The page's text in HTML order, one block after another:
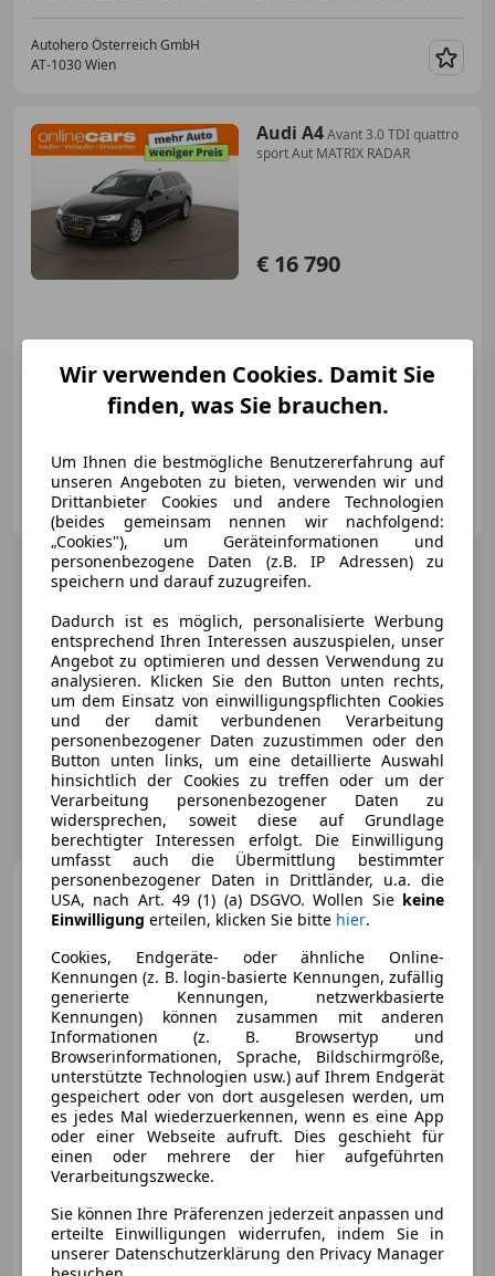
Autohero Österreich GmbH
AT-1030 Wien
Audi A4Avant 3.0 TDI quattro
sport Aut MATRIX RADAR
€ 16 790
171 000 km Diesel
160 kW (218 PS)
Onlinecars Vertriebs GmbH ZWNL Wien
AT-1020 Wien
Audi A6 3.0 quattro TDI S-Line
Aut XENON NAVI TEMP PDC
€ 10 299
Neu 08/2014 210 722 km
Diesel
180 kW (245 PS)
„Österreichs größtes Gebrauchtwagen-Outlet“
Onlinecars Vertriebs GmbH
Wir verwenden Cookies. Damit Sie
finden, was Sie brauchen.
Um Ihnen die bestmögliche Benutzererfahrung auf
unseren Angeboten zu bieten, verwenden wir und
Drittanbieter Cookies und andere Technologien
(beides gemeinsam nennen wir nachfolgend:
„Cookies"), um Geräteinformationen und
personenbezogene Daten (z.B. IP Adressen) zu
speichern und darauf zuzugreifen.
Dadurch ist es möglich, personalisierte Werbung
entsprechend Ihren Interessen auszuspielen, unser
Angebot zu optimieren und dessen Verwendung zu
analysieren. Klicken Sie den Button unten rechts,
um dem Einsatz von einwilligungspflichten Cookies
und der damit verbundenen Verarbeitung
personenbezogener Daten zuzustimmen oder den
Button unten links, um eine detaillierte Auswahl
hinsichtlich der Cookies zu treffen oder um der
Verarbeitung personenbezogener Daten zu
widersprechen, soweit diese auf Grundlage
berechtigter Interessen erfolgt. Die Einwilligung
umfasst auch die Übermittlung bestimmter
personenbezogener Daten in Drittländer, u.a. die
USA, nach Art. 49 (1) (a) DSGVO. Wollen Sie keine
Einwilligung erteilen, klicken Sie bitte hier.
Cookies, Endgeräte- oder ähnliche Online-
Kennungen (z. B. login-basierte Kennungen, zufällig
generierte Kennungen, netzwerkbasierte
Kennungen) können zusammen mit anderen
Informationen (z. B. Browsertyp und
Browserinformationen, Sprache, Bildschirmgröße,
unterstützte Technologien usw.) auf Ihrem Endgerät
gespeichert oder von dort ausgelesen werden, um
es jedes Mal wiederzuerkennen, wenn es eine App
oder einer Webseite aufruft. Dies geschieht für
einen oder mehrere der hier aufgeführten
Verarbeitungszwecke.
Sie können Ihre Präferenzen jederzeit anpassen und
erteilte Einwilligungen widerrufen, indem Sie in
unserer Datenschutzerklärung den Privacy Manager